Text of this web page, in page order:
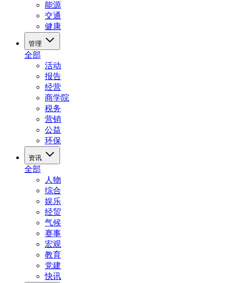
能源
交通
健康
管理
全部
活动
报告
经营
商学院
税务
营销
公益
环保
资讯
全部
人物
综合
娱乐
经贸
气候
赛事
宏观
教育
党建
快讯